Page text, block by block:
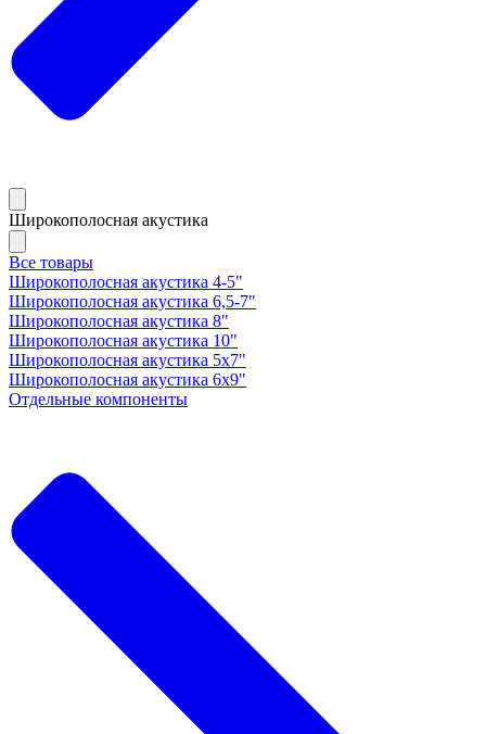
Широкополосная акустика
Все товары
Широкополосная акустика 4-5"
Широкополосная акустика 6,5-7"
Широкополосная акустика 8"
Широкополосная акустика 10"
Широкополосная акустика 5х7"
Широкополосная акустика 6х9"
Отдельные компоненты